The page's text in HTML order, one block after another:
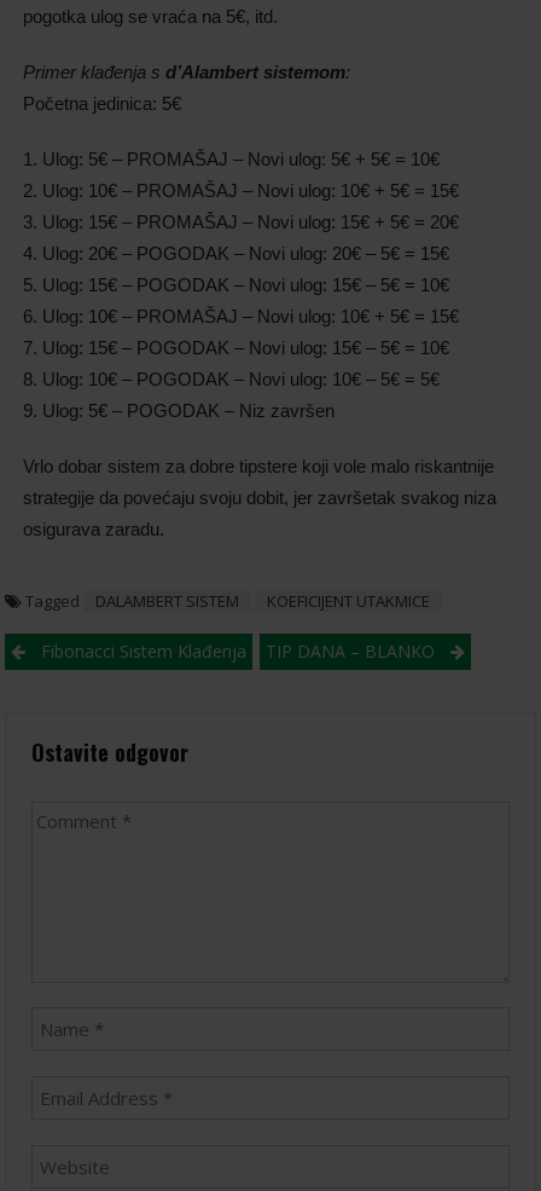
pogotka ulog se vraća na 5€, itd.
Primer klađenja sd’Alambert sistemom:
Početna jedinica: 5€
1. Ulog: 5€ – PROMAŠAJ – Novi ulog: 5€ + 5€ = 10€
2. Ulog: 10€ – PROMAŠAJ – Novi ulog: 10€ + 5€ = 15€
3. Ulog: 15€ – PROMAŠAJ – Novi ulog: 15€ + 5€ = 20€
4. Ulog: 20€ – POGODAK – Novi ulog: 20€ – 5€ = 15€
5. Ulog: 15€ – POGODAK – Novi ulog: 15€ – 5€ = 10€
6. Ulog: 10€ – PROMAŠAJ – Novi ulog: 10€ + 5€ = 15€
7. Ulog: 15€ – POGODAK – Novi ulog: 15€ – 5€ = 10€
8. Ulog: 10€ – POGODAK – Novi ulog: 10€ – 5€ = 5€
9. Ulog: 5€ – POGODAK – Niz završen
Vrlo dobar sistem za dobre tipstere koji vole malo riskantnije
strategije da povećaju svoju dobit, jer završetak svakog niza
osigurava zaradu.
Tagged DALAMBERT SISTEM KOEFICIJENT UTAKMICE
PostFibonacci Sistem Klađenja TIP DANA – BLANKO
Ostavite odgovor